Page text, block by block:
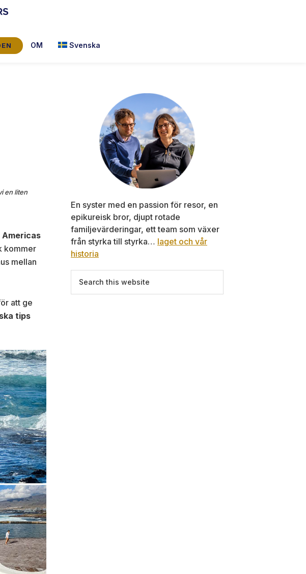
OM Svenska
en liten
Americas
kommer
mellan
att ge
tips
Primary
Sidebar
En syster med en passion för resor, en
epikureisk bror, djupt rotade
familjevärderingar, ett team som växer
från styrka till styrka… laget och vår
historia
this